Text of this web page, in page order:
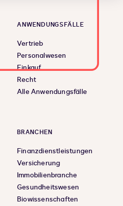
ANWENDUNGSFÄLLE
Vertrieb
Personalwesen
Einkauf
Recht
Alle Anwendungsfälle
BRANCHEN
Finanzdienstleistungen
Versicherung
Immobilienbranche
Gesundheitswesen
Biowissenschaften